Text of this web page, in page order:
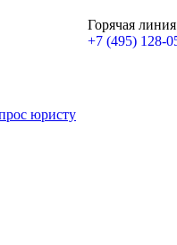
Горячая
+7 (495) 128-
юристу